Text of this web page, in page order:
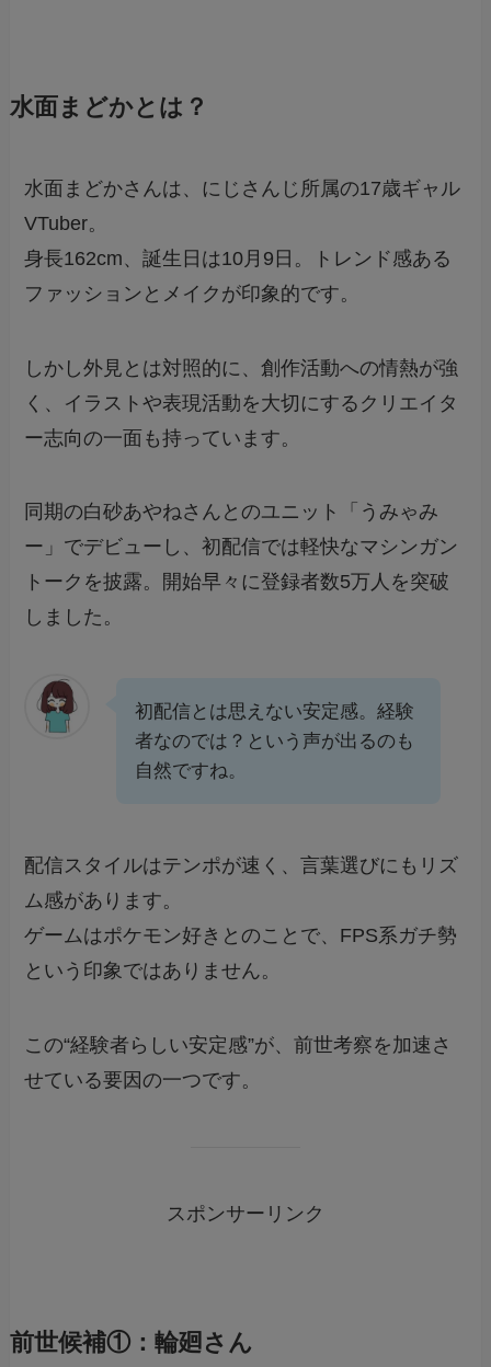
水面まどかとは？
水面まどかさんは、にじさんじ所属の17歳ギャル
VTuber。
身長162cm、誕生日は10月9日。トレンド感ある
ファッションとメイクが印象的です。
しかし外見とは対照的に、創作活動への情熱が強
く、イラストや表現活動を大切にするクリエイタ
ー志向の一面も持っています。
同期の白砂あやねさんとのユニット「うみゃみ
ー」でデビューし、初配信では軽快なマシンガン
トークを披露。開始早々に登録者数5万人を突破
しました。
初配信とは思えない安定感。経験
者なのでは？という声が出るのも
自然ですね。
配信スタイルはテンポが速く、言葉選びにもリズ
ム感があります。
ゲームはポケモン好きとのことで、FPS系ガチ勢
という印象ではありません。
この“経験者らしい安定感”が、前世考察を加速さ
せている要因の一つです。
スポンサーリンク
前世候補①：輪廻さん